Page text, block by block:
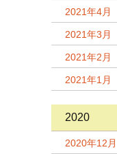
2021年4月
2021年3月
2021年2月
2021年1月
2020
2020年12月